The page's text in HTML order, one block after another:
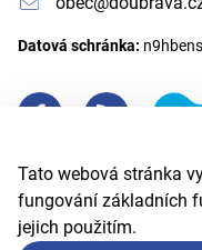
Tato webová stránka
fungování základních
jejich použitím.
Datová schránka: n9hbens